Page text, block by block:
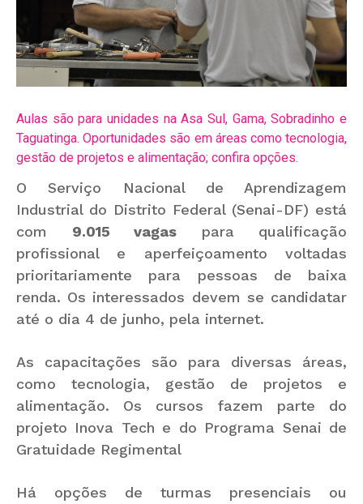
Aulas são para unidades na Asa Sul, Gama, Sobradinho e
Taguatinga. Oportunidades são em áreas como tecnologia,
gestão de projetos e alimentação; confira opções.
O Serviço Nacional de Aprendizagem
Industrial do Distrito Federal (Senai-DF) está
com 9.015 vagas para qualificação
profissional e aperfeiçoamento voltadas
prioritariamente para pessoas de baixa
renda. Os interessados devem se candidatar
até o dia 4 de junho, pela internet.
As capacitações são para diversas áreas,
como tecnologia, gestão de projetos e
alimentação. Os cursos fazem parte do
projeto Inova Tech e do Programa Senai de
Gratuidade Regimental
Há opções de turmas presenciais ou